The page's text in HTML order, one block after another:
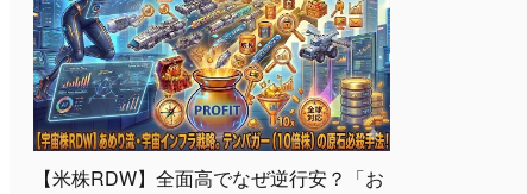
【米株RDW】全面高でなぜ逆行安？「お